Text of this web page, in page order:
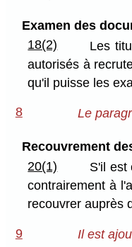
Examen des
18(2)
Les
autorisés à
qu'il puisse les
8 Le
Recouvrement
20(1)
S'il est
contrairement à
recouvrer auprès
9
Il est